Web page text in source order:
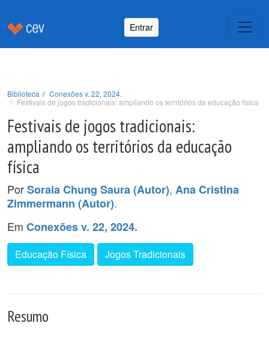
Entrar
Biblioteca
Conexões v. 22, 2024.
Festivais de jogos tradicionais: ampliando os territórios da educação física
Festivais de jogos tradicionais:
ampliando os territórios da educação
física
PorSoraia Chung Saura (Autor), Ana Cristina
Zimmermann (Autor).
Em Conexões v. 22, 2024.
Educação Física Jogos Tradicionais
Resumo